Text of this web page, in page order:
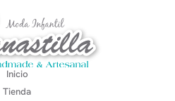
Inicio
Tienda